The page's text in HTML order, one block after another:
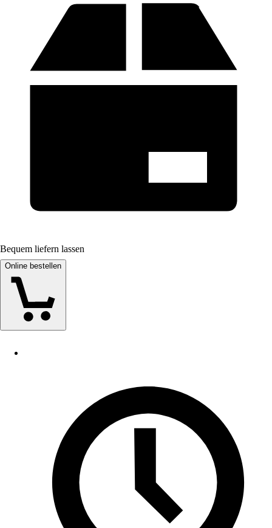
Bequem liefern lassen
Online bestellen